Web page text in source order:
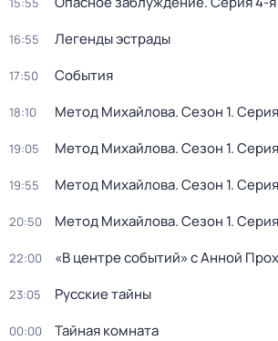
16:55 Легенды эстрады
17:50 События
18:10 Метод Михайлова. Сезон 1.
19:05 Метод Михайлова. Сезон 1.
19:55 Метод Михайлова. Сезон 1.
20:50 Метод Михайлова. Сезон 1.
22:00 «В центре событий» с Анной
23:05 Русские тайны
00:00 Тайная комната